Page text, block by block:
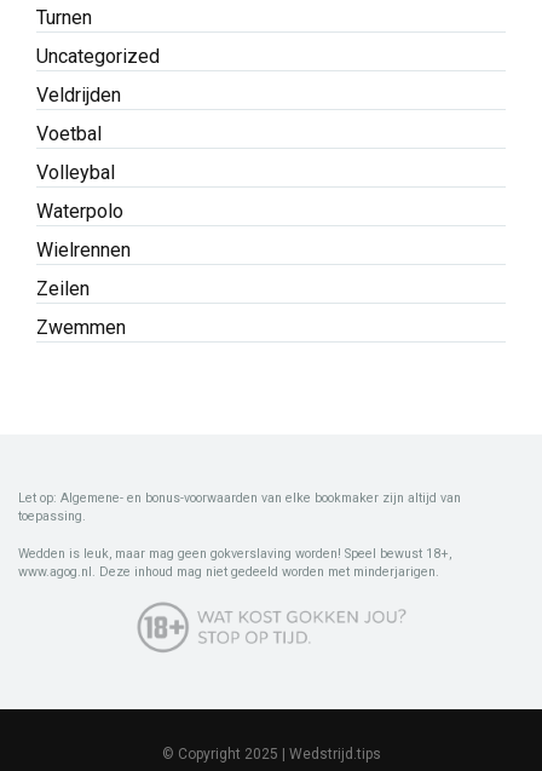
Turnen
Uncategorized
Veldrijden
Voetbal
Volleybal
Waterpolo
Wielrennen
Zeilen
Zwemmen
Let op: Algemene- en bonus-voorwaarden van elke bookmaker zijn altijd van
toepassing.
Wedden is leuk, maar mag geen gokverslaving worden! Speel bewust 18+,
www.agog.nl. Deze inhoud mag niet gedeeld worden met minderjarigen.
© Copyright 2025 | Wedstrijd.tips